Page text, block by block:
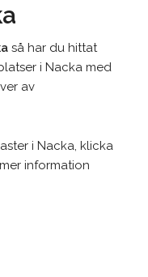
så har du hittat
i Nacka med
av
i Nacka, klicka
information